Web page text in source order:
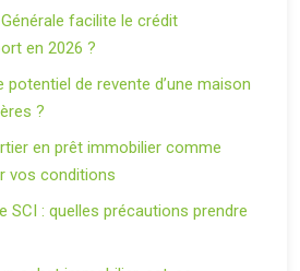
facilite le crédit
en 2026 ?
de revente d’une maison
?
en prêt immobilier comme
vos conditions
SCI : quelles précautions prendre